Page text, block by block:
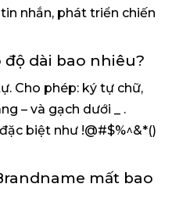
nhắn, phát triển chiến
dài bao nhiêu?
Cho phép: ký tự chữ,
– và gạch dưới _ .
biệt như !@#$%^&*()
mất bao